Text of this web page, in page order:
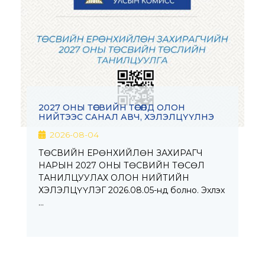
2027 ОНЫ ТӨСВИЙН ТӨСӨЛД ОЛОН
НИЙТЭЭС САНАЛ АВЧ, ХЭЛЭЛЦҮҮЛНЭ
2026-08-04
ТӨСВИЙН ЕРӨНХИЙЛӨН ЗАХИРАГЧ
НАРЫН 2027 ОНЫ ТӨСВИЙН ТӨСӨЛ
ТАНИЛЦУУЛАХ ОЛОН НИЙТИЙН
ХЭЛЭЛЦҮҮЛЭГ 2026.08.05-нд болно. Эхлэх
…